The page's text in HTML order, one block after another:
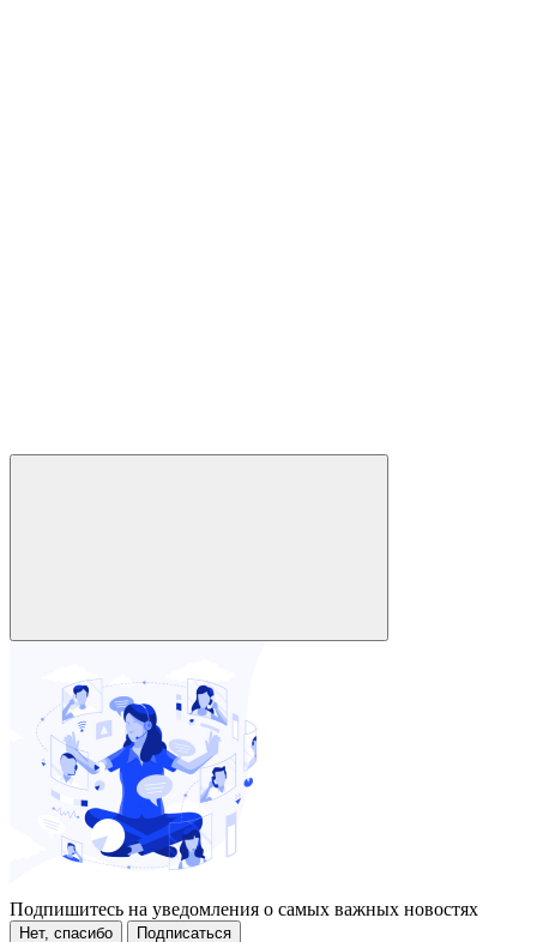
Подпишитесь на уведомления о самых важных новостях
Нет, спасибо Подписаться